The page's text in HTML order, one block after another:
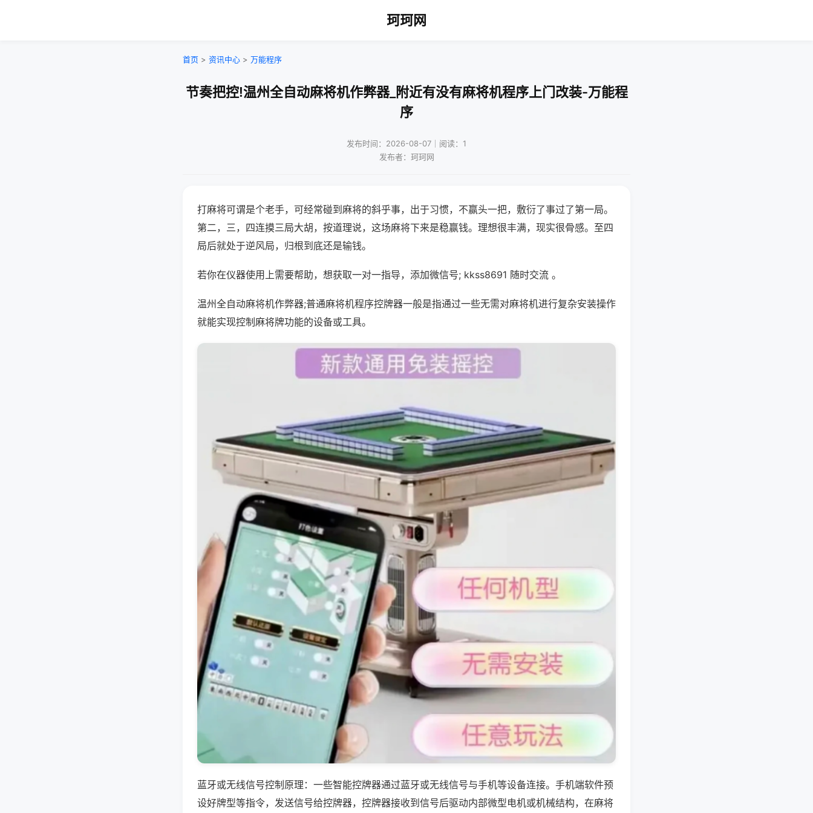
珂珂网
首页 > 资讯中心 > 万能程序
节奏把控!温州全自动麻将机作弊器_附近有没有麻将机程序上门改装-万能程
序
发布时间：2026-08-07｜阅读：1
发布者：珂珂网
打麻将可谓是个老手，可经常碰到麻将的斜乎事，出于习惯，不赢头一把，敷衍了事过了第一局。
第二，三，四连摸三局大胡，按道理说，这场麻将下来是稳赢钱。理想很丰满，现实很骨感。至四
局后就处于逆风局，归根到底还是输钱。
若你在仪器使用上需要帮助，想获取一对一指导，添加微信号; kkss8691 随时交流 。
温州全自动麻将机作弊器;普通麻将机程序控牌器一般是指通过一些无需对麻将机进行复杂安装操作
就能实现控制麻将牌功能的设备或工具。
蓝牙或无线信号控制原理：一些智能控牌器通过蓝牙或无线信号与手机等设备连接。手机端软件预
设好牌型等指令，发送信号给控牌器，控牌器接收到信号后驱动内部微型电机或机械结构，在麻将